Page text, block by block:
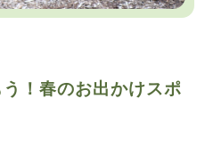
！春のお出かけスポ